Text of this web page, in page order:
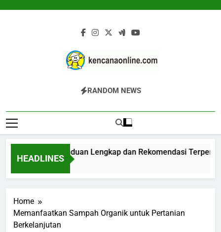
Kencana Online
Jasa Pengelolaan Sampah Kawasan
Dan Industri
RANDOM NEWS
HEADLINES
Panduan Lengkap dan Rekomendasi Terpercaya
Jam Ago
Home
Memanfaatkan Sampah Organik untuk Pertanian
Berkelanjutan